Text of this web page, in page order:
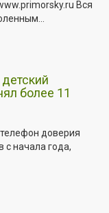
Вся
более 11
доверия
с начала года,